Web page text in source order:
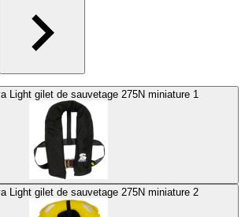
Secumar Priva Light gilet de sauvetage 275N miniature 1
Secumar Priva Light gilet de sauvetage 275N miniature 2